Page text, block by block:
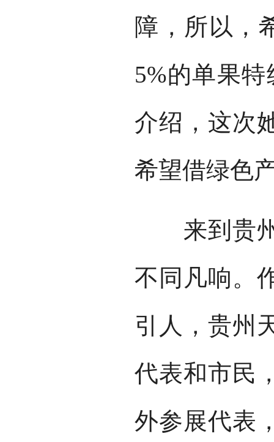
障，所以，
5%的单果
介绍，这次
希望借绿色
来到贵州
不同凡响。
引人，贵州
代表和市民
外参展代表